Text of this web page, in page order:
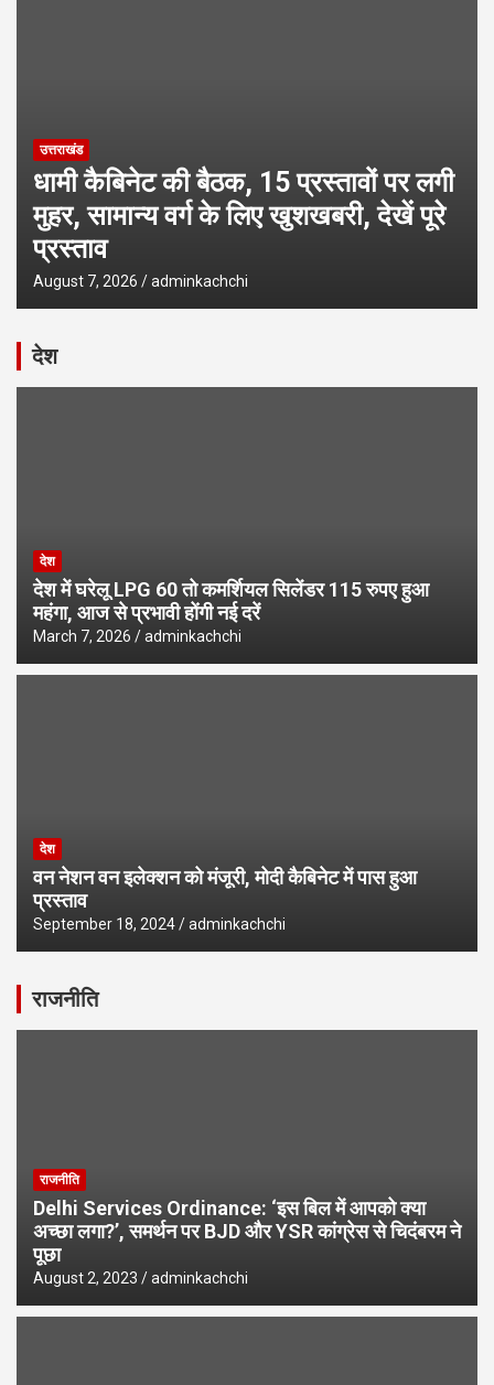
उत्तराखंड
धामी कैबिनेट की बैठक, 15 प्रस्तावों पर लगी
मुहर, सामान्य वर्ग के लिए खुशखबरी, देखें पूरे
प्रस्ताव
August 7, 2026 adminkachchi
देश
देश
देश में घरेलू LPG 60 तो कमर्शियल सिलेंडर 115 रुपए हुआ
महंगा, आज से प्रभावी होंगी नई दरें
March 7, 2026 adminkachchi
देश
वन नेशन वन इलेक्शन को मंजूरी, मोदी कैबिनेट में पास हुआ
प्रस्ताव
September 18, 2024 adminkachchi
राजनीति
राजनीति
Delhi Services Ordinance: ‘इस बिल में आपको क्या
अच्छा लगा?’, समर्थन पर BJD और YSR कांग्रेस से चिदंबरम ने
पूछा
August 2, 2023 adminkachchi